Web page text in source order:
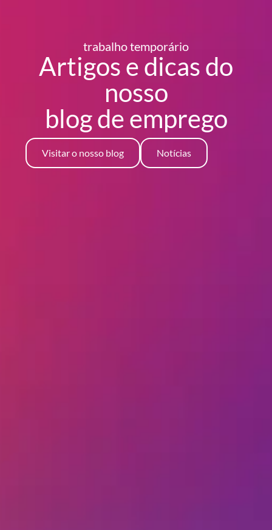
trabalho temporário
Artigos e dicas do
nosso
blogde emprego
Visitar o nosso blog Notícias